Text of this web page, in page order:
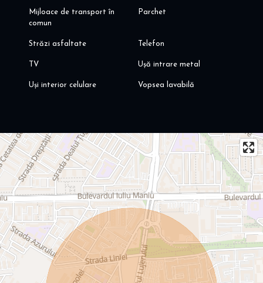
Mijloace de transport în
comun
Parchet
Străzi asfaltate Telefon
TV Ușă intrare metal
Uși interior celulare Vopsea lavabilă